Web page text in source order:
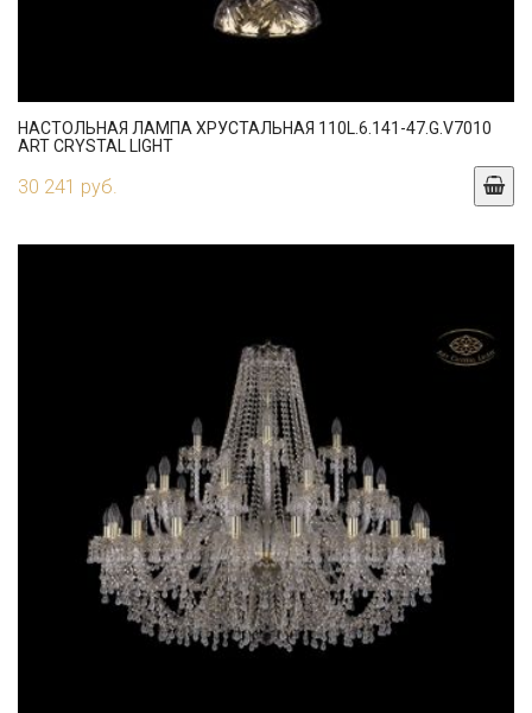
НАСТОЛЬНАЯ ЛАМПА ХРУСТАЛЬНАЯ 110L.6.141-47.G.V7010
ART CRYSTAL LIGHT
30 241 руб.